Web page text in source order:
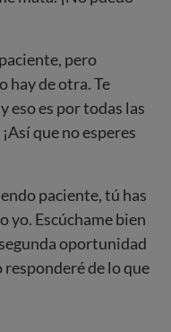
pero
hay de otra. Te
eso es por todas las
que no esperes
paciente, tú has
yo. Escúchame bien
oportunidad
responderé de lo que